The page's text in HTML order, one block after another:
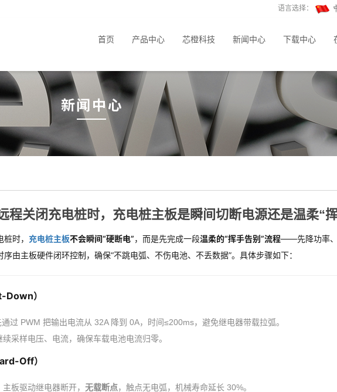
语言选择：
首页 产品中心 芯橙科技 新闻中心 下载中心
程关闭充电桩时，充电桩主板是瞬间切断电源还是温柔“挥
时， 充电桩主板不会瞬间“硬断电”，而是先完成一段温柔的“挥手告别”流程——先降功率、
由主板硬件闭环控制，确保“不跳电弧、不伤电池、不丢数据”。具体步骤如下：
）
过 PWM 把输出电流从 32A 降到 0A，时间≤200ms，避免继电器带载拉弧。
续采样电压、电流，确保车载电池电流归零。
Off）
板驱动继电器断开， 无载断点，触点无电弧，机械寿命延长 30%。